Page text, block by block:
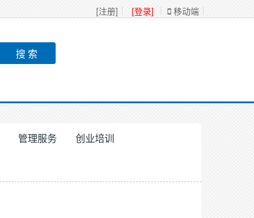
[注册] [登录] 移动端
管理服务 创业培训